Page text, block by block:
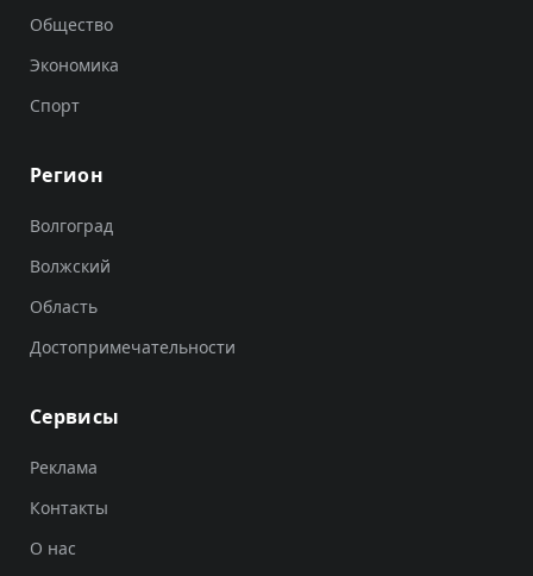
Общество
Экономика
Спорт
Регион
Волгоград
Волжский
Область
Достопримечательности
Сервисы
Реклама
Контакты
О нас